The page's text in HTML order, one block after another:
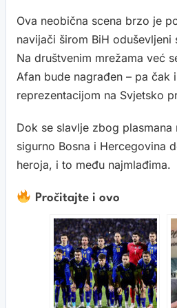
Ova neobična scena brzo je
navijači širom BiH
Na društvenim mrežama već
Afan bude nagrađen – pa čak
reprezentacijom na Svjetsko
Dok se slavlje zbog plasmana
sigurno Bosna i Hercegovina
heroja, i to među najmlađima.
Pročitajte i ovo